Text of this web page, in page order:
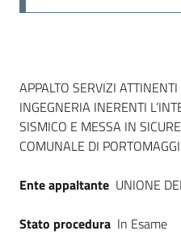
Dati del bando
APPALTO SERVIZI
INGEGNERIA INERENTI
SISMICO E MESSA IN
COMUNALE DI
Ente appaltante UNIONE
Stato procedura In Esame